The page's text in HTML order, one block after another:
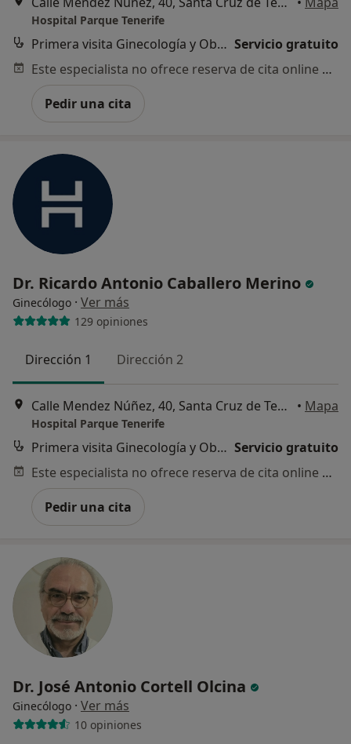
Hospital Parque Tenerife
Primera visita Ginecología y Obstetricia Servicio gratuito
Este especialista no ofrece reserva de cita online en esta dirección.
Pedir una cita
Dr. Ricardo Antonio Caballero Merino
Ginecólogo · Ver más
129 opiniones
Dirección 1 Dirección 2
Calle Mendez Núñez, 40, Santa Cruz de Tenerife • Mapa
Hospital Parque Tenerife
Primera visita Ginecología y Obstetricia Servicio gratuito
Este especialista no ofrece reserva de cita online en esta dirección.
Pedir una cita
Dr. José Antonio Cortell Olcina
Ginecólogo · Ver más
10 opiniones